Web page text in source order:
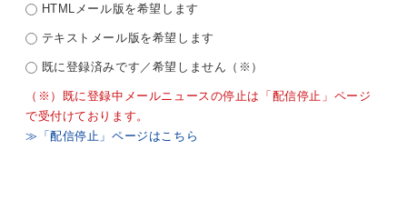
HTMLメール版を希望します
テキストメール版を希望します
既に登録済みです／希望しません（※）
（※）既に登録中メールニュースの停止は「配信停止」ページ
で受付けております。
≫「配信停止」ページはこちら